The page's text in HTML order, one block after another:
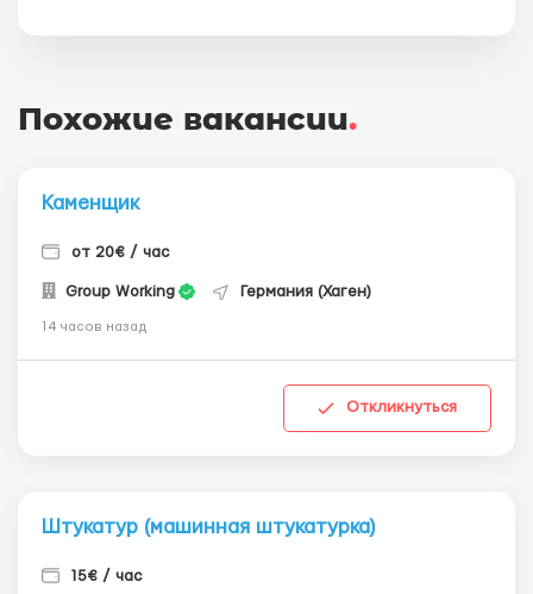
Похожие вакансии.
Каменщик
от 20€ / час
Group Working Германия (Хаген)
14 часов назад
Откликнуться
Штукатур (машинная штукатурка)
15€ / час